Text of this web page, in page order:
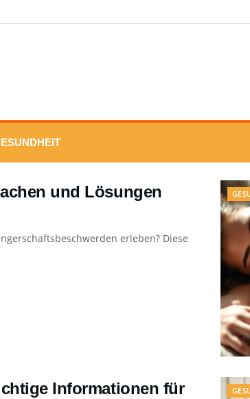
und Lösungen
erleben? Diese
Informationen für